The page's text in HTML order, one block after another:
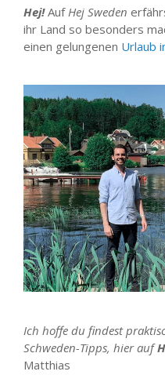
Hej!AufHej Sweden
ihr Land so besonders
einen gelungenen Urlaub
Ich hoffe du findest
Schweden-Tipps, hier auf
Matthias